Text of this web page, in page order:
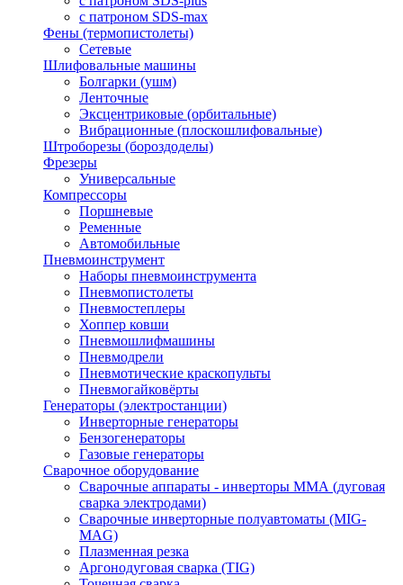
с патроном SDS-max
Фены (термопистолеты)
Сетевые
Шлифовальные машины
Болгарки (ушм)
Ленточные
Эксцентриковые (орбитальные)
Вибрационные (плоскошлифовальные)
Штроборезы (бороздоделы)
Фрезеры
Универсальные
Компрессоры
Поршневые
Ременные
Автомобильные
Пневмоинструмент
Наборы пневмоинструмента
Пневмопистолеты
Пневмостеплеры
Хоппер ковши
Пневмошлифмашины
Пневмодрели
Пневмотические краскопульты
Пневмогайковёрты
Генераторы (электростанции)
Инверторные генераторы
Бензогенераторы
Газовые генераторы
Сварочное оборудование
Сварочные аппараты - инверторы ММА (дуговая
сварка электродами)
Сварочные инверторные полуавтоматы (MIG-
MAG)
Плазменная резка
Аргонодуговая сварка (TIG)